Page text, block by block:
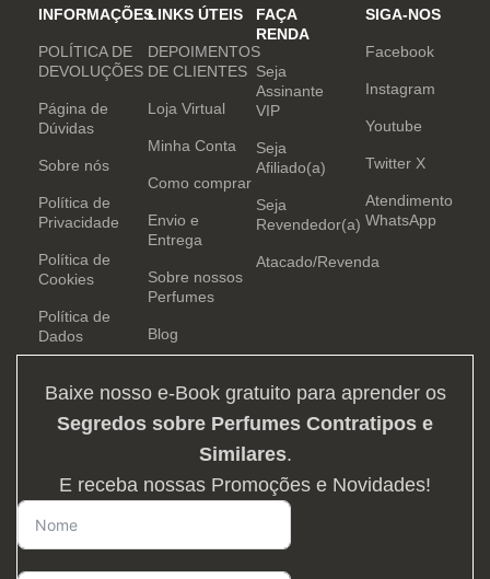
e determinação.
INFORMAÇÕES
POLÍTICA DE
DEVOLUÇÕES
Página de
Dúvidas
Sobre nós
Política de
Privacidade
Política de
Cookies
Política de
Dados
LINKS ÚTEIS
DEPOIMENTOS
DE CLIENTES
Loja Virtual
Minha Conta
Como comprar
Envio e
Entrega
Sobre nossos
Perfumes
Blog
FAÇA
RENDA
Seja
Assinante
VIP
Seja
Afiliado(a)
Seja
Revendedor(a)
Atacado/Revenda
SIGA-NOS
Facebook
Instagram
Youtube
Twitter X
Atendimento
WhatsApp
Baixe nosso e-Book gratuito para aprender os
Segredos sobre Perfumes Contratipos e
Similares.
E receba nossas Promoções e Novidades!